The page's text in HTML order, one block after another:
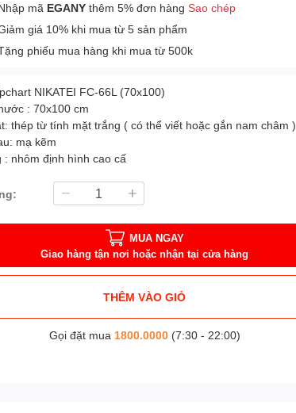
mã EGANY thêm 5% đơn hàngSao chép
giá 10% khi mua từ 5 sản phẩm
phiếu mua hàng khi mua từ 500k
NIKATEI FC-66L (70x100)
: 70x100 cm
thép từ tính mặt trắng ( có thể viết hoặc gắn nam châm )
mạ kẽm
: nhôm định hình cao cấ
MUA NGAY
Giao hàng tận nơi hoặc nhận tại cửa hàng
THÊM VÀO GIỎ
Gọi đặt mua 1800.0000(7:30 - 22:00)